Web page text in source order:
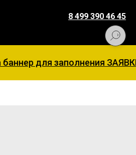
для заполнения ЗАЯВКИ
8 499 390 46 45